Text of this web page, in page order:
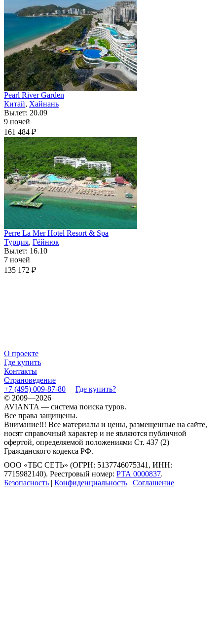
Pearl River Garden
Китай, Хайнань
Вылет: 20.09
9 ночей
161 484 ₽
Perre La Mer Hotel Resort & Spa
Турция, Гёйнюк
Вылет: 16.10
7 ночей
135 172 ₽
О проекте
Где купить
Контакты
Страноведение
+7 (495) 009-87-80
Где купить?
© 2009—2026
AVIANTA — система поиска туров.
Все права защищены.
Внимание!!! Все материалы и цены, размещенные на сайте,
носят справочный характер и не являются публичной
офертой, определяемой положениями Ст. 437 (2)
Гражданского кодекса РФ.
ООО «ТБС СЕТЬ» (ОГРН: 5137746075341, ИНН:
7715982140). Реестровый номер: РТА 0000837.
Безопасность | Конфиденциальность | Соглашение